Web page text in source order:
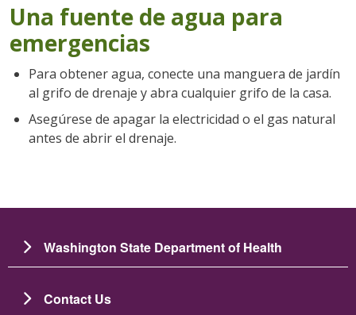
Una fuente de agua para
emergencias
Para obtener agua, conecte una manguera de jardín
al grifo de drenaje y abra cualquier grifo de la casa.
Asegúrese de apagar la electricidad o el gas natural
antes de abrir el drenaje.
Washington State Department of Health
Contact Us